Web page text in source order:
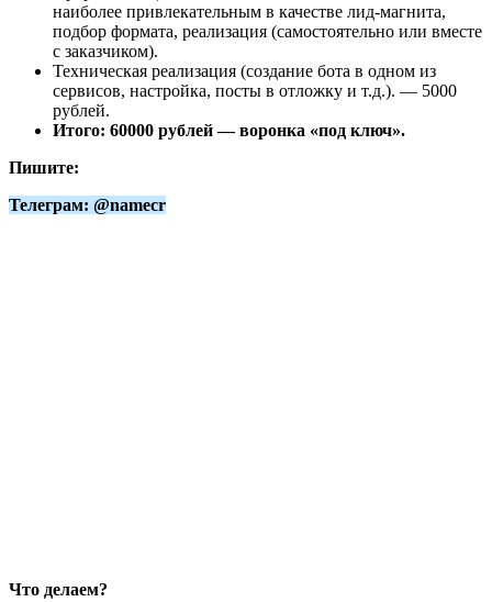
наиболее привлекательным в качестве лид-магнита,
подбор формата, реализация (самостоятельно или вместе
с заказчиком).
Техническая реализация (создание бота в одном из
сервисов, настройка, посты в отложку и т.д.). — 5000
рублей.
Итого: 60000 рублей — воронка «под ключ».
Пишите:
Телеграм: @namecr
Что делаем?